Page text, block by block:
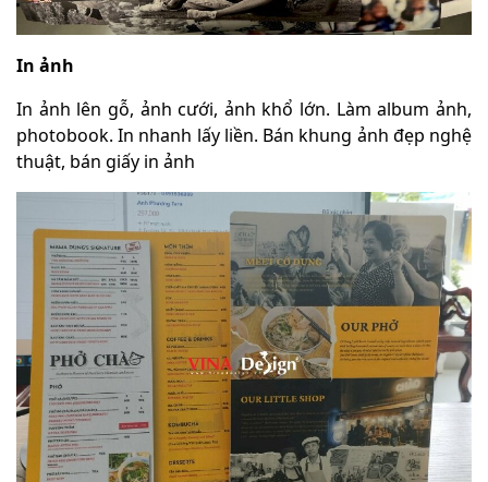
In ảnh
In ảnh lên gỗ, ảnh cưới, ảnh khổ lớn. Làm album ảnh,
photobook. In nhanh lấy liền. Bán khung ảnh đẹp nghệ
thuật, bán giấy in ảnh